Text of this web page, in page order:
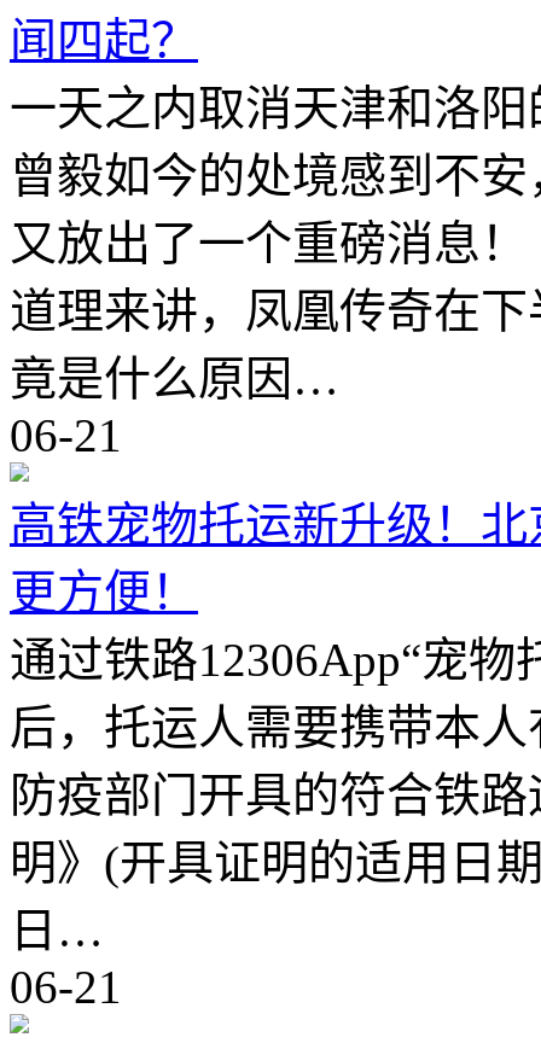
闻四起？
一天之内取消天津和洛
曾毅如今的处境感到不
又放出了一个重磅消息
道理来讲，凤凰传奇在
竟是什么原因…
06-21
高铁宠物托运新升级！
更方便！
通过铁路12306App“宠
后，托运人需要携带本
防疫部门开具的符合铁
明》(开具证明的适用日
日…
06-21